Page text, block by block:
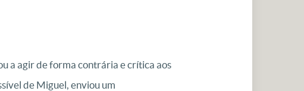
a agir de forma contrária e crítica aos
de Miguel, enviou um